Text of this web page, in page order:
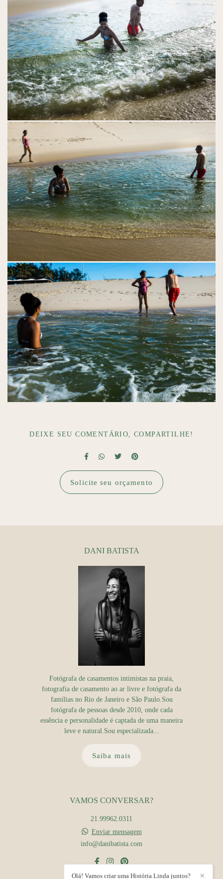
DEIXE SEU COMENTÁRIO, COMPARTILHE!
Solicite seu orçamento
DANI BATISTA
Fotógrafa de casamentos intimistas na praia,
fotografia de casamento ao ar livre e fotógrafa da
famílias no Rio de Janeiro e São Paulo.Sou
fotógrafa de pessoas desde 2010, onde cada
essência e personalidade é captada de uma maneira
leve e natural.Sou especializada...
Saiba mais
VAMOS CONVERSAR?
21.99962.0311
Enviar mensagem
info@danibatista.com
✕
Olá! Vamos criar uma História Linda juntos?